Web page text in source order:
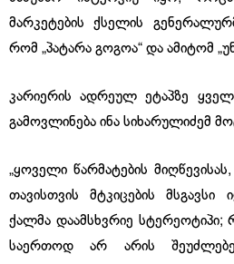
მარკეტების ქსელის
რომ „პატარა გოგოა“ და ამიტომ
კარიერის ადრეულ ეტაპზე
გამოვლინება ინა სიხარულიძემ
„ყოველი წარმატების
თავისთვის მტკიცების
ქალმა დაამსხვრიე სტერეოტიპი;
საერთოდ არ არის